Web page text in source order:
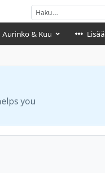
Aurinko & Kuu Lisää
you